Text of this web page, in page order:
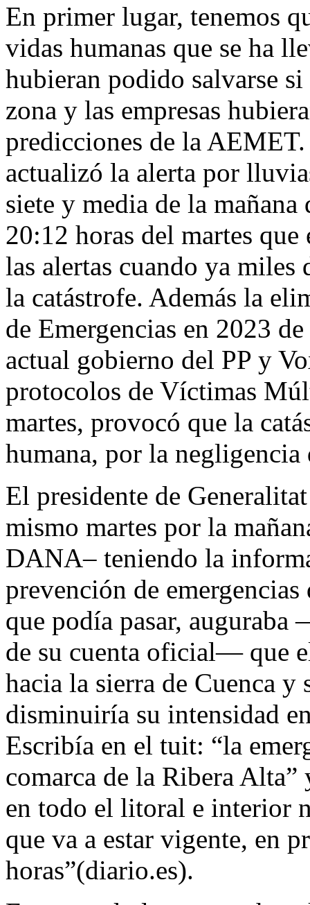
En primer lugar, tenemos
vidas humanas que se ha
hubieran podido salvarse
zona y las empresas
predicciones de la
actualizó la alerta por
siete y media de la
20:12 horas del martes
las alertas cuando ya miles
la catástrofe. Además la
de Emergencias en 2023
actual gobierno del PP y
protocolos de Víctimas
martes, provocó que la
humana, por la
El presidente de
mismo martes por la
DANA– teniendo la
prevención de
que podía pasar,
de su cuenta oficial— que
hacia la sierra de Cuenca y
disminuiría su intensidad
Escribía en el tuit: “la
comarca de la Ribera
en todo el litoral e interior
que va a estar vigente, en
horas”(diario.es).